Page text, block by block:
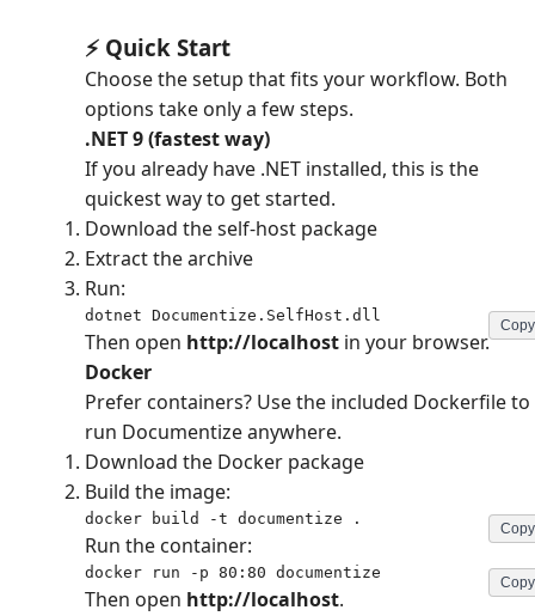
⚡ Quick Start
Choose the setup that fits your workflow. Both
options take only a few steps.
.NET 9 (fastest way)
If you already have .NET installed, this is the
quickest way to get started.
Download the self-host package
Extract the archive
Run:
dotnet Documentize.SelfHost.dll
Copy
Then open http://localhost in your browser.
Docker
Prefer containers? Use the included Dockerfile to
run Documentize anywhere.
Download the Docker package
Build the image:
docker build -t documentize .
Copy
Run the container:
docker run -p 80:80 documentize
Copy
Then open http://localhost.